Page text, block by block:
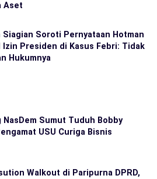
Aset
Siagian Soroti Pernyataan Hotman
Izin Presiden di Kasus Febri: Tidak
Hukumnya
NasDem Sumut Tuduh Bobby
USU Curiga Bisnis
Walkout di Paripurna DPRD,